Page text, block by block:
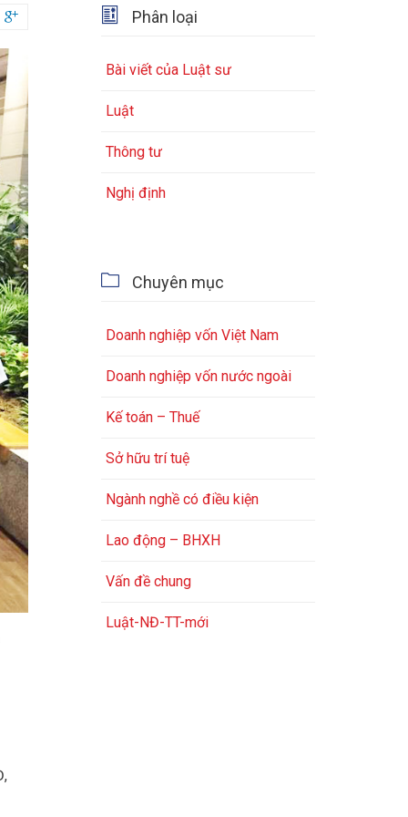
  Phân loại
Bài viết của Luật sư
Luật
Thông tư
Nghị định
 Chuyên mục
Doanh nghiệp vốn Việt Nam
Doanh nghiệp vốn nước ngoài
Kế toán – Thuế
Sở hữu trí tuệ
Ngành nghề có điều kiện
Lao động – BHXH
Vấn đề chung
Luật-NĐ-TT-mới